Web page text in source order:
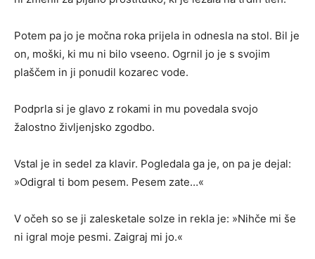
Potem pa jo je močna roka prijela in odnesla na stol. Bil je
on, moški, ki mu ni bilo vseeno. Ogrnil jo je s svojim
plaščem in ji ponudil kozarec vode.
Podprla si je glavo z rokami in mu povedala svojo
žalostno življenjsko zgodbo.
Vstal je in sedel za klavir. Pogledala ga je, on pa je dejal:
»Odigral ti bom pesem. Pesem zate…«
V očeh so se ji zalesketale solze in rekla je: »Nihče mi še
ni igral moje pesmi. Zaigraj mi jo.«